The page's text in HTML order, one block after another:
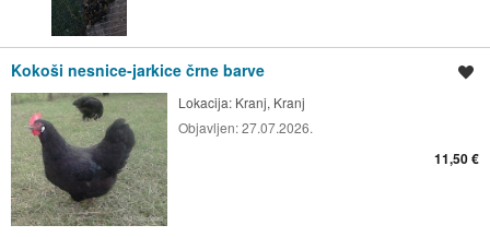
Kokoši nesnice-jarkice črne barve
Lokacija: Kranj, Kranj
Objavljen:27.07.2026.
11,50 €